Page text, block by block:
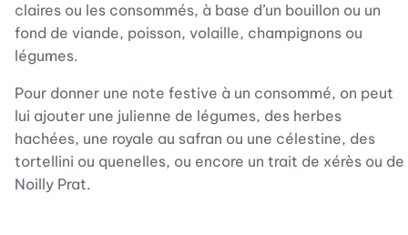
claires ou les consommés, à base d’un bouillon ou un
fond de viande, poisson, volaille, champignons ou
légumes.
Pour donner une note festive à un consommé, on peut
lui ajouter une julienne de légumes, des herbes
hachées, une royale au safran ou une célestine, des
tortellini ou quenelles, ou encore un trait de xérès ou de
Noilly Prat.